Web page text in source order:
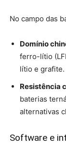
No campo das
Domínio
ferro-lítio
lítio e grafite.
Resistência
baterias
alternativas
Software e